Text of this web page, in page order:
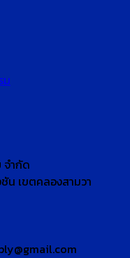
ม
จำกัด
น เขตคลองสามวา